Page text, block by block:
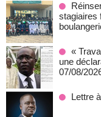
stagiaires
«
une
07/08/
Lettre